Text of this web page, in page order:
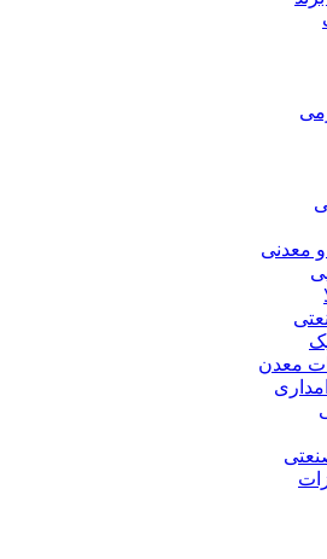
و معدنی
معدن